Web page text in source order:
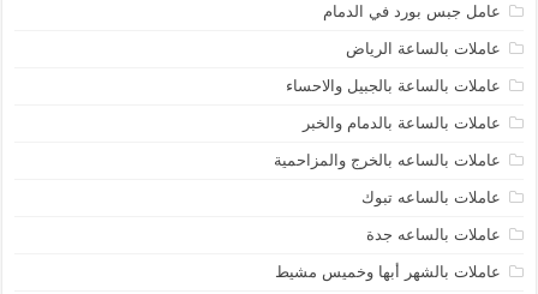
عامل جبس بورد في الدمام
عاملات بالساعة الرياض
عاملات بالساعة بالجبيل والاحساء
عاملات بالساعة بالدمام والخبر
عاملات بالساعه بالخرج والمزاحمية
عاملات بالساعه تبوك
عاملات بالساعه جدة
عاملات بالشهر أبها وخميس مشيط